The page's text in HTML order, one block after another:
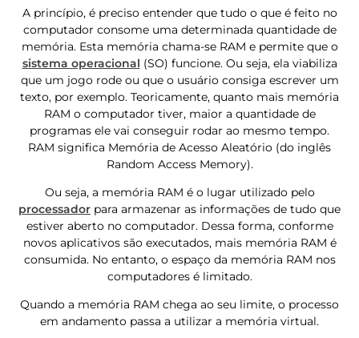
A princípio, é preciso entender que tudo o que é feito no
computador consome uma determinada quantidade de
memória. Esta memória chama-se RAM e permite que o
sistema operacional (SO) funcione. Ou seja, ela viabiliza
que um jogo rode ou que o usuário consiga escrever um
texto, por exemplo. Teoricamente, quanto mais memória
RAM o computador tiver, maior a quantidade de
programas ele vai conseguir rodar ao mesmo tempo.
RAM significa Memória de Acesso Aleatório (do inglês
Random Access Memory).
Ou seja, a memória RAM é o lugar utilizado pelo
processador para armazenar as informações de tudo que
estiver aberto no computador. Dessa forma, conforme
novos aplicativos são executados, mais memória RAM é
consumida. No entanto, o espaço da memória RAM nos
computadores é limitado.
Quando a memória RAM chega ao seu limite, o processo
em andamento passa a utilizar a memória virtual.